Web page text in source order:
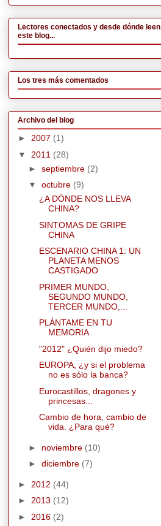
Lectores conectados y desde dónde leen
este blog...
Los tres más comentados
Archivo del blog
► 2007 (1)
▼ 2011 (28)
► septiembre (2)
▼ octubre (9)
¿A DÓNDE NOS LLEVA
CHINA?
SINTOMAS DE GRIPE
CHINA
ESCENARIO CHINA 1: UN
PLANETA MENOS
CASTIGADO
PRIMER MUNDO,
SEGUNDO MUNDO,
TERCER MUNDO,...
PLÁNTAME EN TU
MEMORIA
"2012" ¿Quién dijo miedo?
EUROPA, ¿y si el problema
no es sólo la banca?
Eurocastillos, dragones y
princesas...
Cambio de hora, cambio de
vida. ¿Para qué?
► noviembre (10)
► diciembre (7)
► 2012 (44)
► 2013 (12)
► 2016 (2)